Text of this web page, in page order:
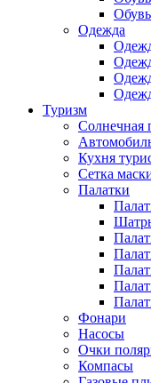
Одежда
Туризм
Солнечная
Кухня
Сетка
Палатки
Фонари
Насосы
Очки
Компасы